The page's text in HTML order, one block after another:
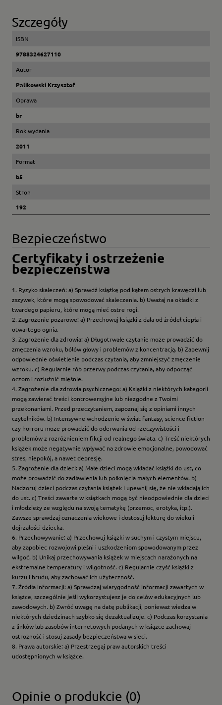
Szczegóły
ISBN
9788324627110
Autor
Palikowski Krzysztof
Oprawa
br
Rok wydania
2011
Format
b5
Stron
192
Bezpieczeństwo
Certyfikaty i ostrzeżenie
bezpieczeństwa
1. Ryzyko skaleczeń: a) Sprawdź książkę pod kątem ostrych krawędzi lub
zszywek, które mogą spowodować skaleczenia. b) Uważaj na okładki z
twardego papieru, które mogą mieć ostre rogi.
2. Zagrożenie pożarowe: a) Przechowuj książki z dala od źródeł ciepła i
otwartego ognia.
3. Zagrożenie dla zdrowia: a) Długotrwałe czytanie może prowadzić do
zmęczenia wzroku, bólów głowy i problemów z koncentracją. b) Zapewnij
odpowiednie oświetlenie podczas czytania, aby zmniejszyć zmęczenie
wzroku. c) Regularnie rób przerwy podczas czytania, aby odpocząć
oczom i rozluźnić mięśnie.
4. Zagrożenie dla zdrowia psychicznego: a) Książki z niektórych kategorii
mogą zawierać treści kontrowersyjne lub niezgodne z Twoimi
przekonaniami. Przed przeczytaniem, zapoznaj się z opiniami innych
czytelników. b) Intensywne wchodzenie w świat fantasy, science fiction
czy horroru może prowadzić do oderwania od rzeczywistości i
problemów z rozróżnieniem fikcji od realnego świata. c) Treść niektórych
książek może negatywnie wpływać na zdrowie emocjonalne, powodować
stres, niepokój, a nawet depresję.
5. Zagrożenie dla dzieci: a) Małe dzieci mogą wkładać książki do ust, co
może prowadzić do zadławienia lub połknięcia małych elementów. b)
Nadzoruj dzieci podczas czytania książek i upewnij się, że nie wkładają ich
do ust. c) Treści zawarte w książkach mogą być nieodpowiednie dla dzieci
i młodzieży ze względu na swoją tematykę (przemoc, erotyka, itp.).
Zawsze sprawdzaj oznaczenia wiekowe i dostosuj lekturę do wieku i
dojrzałości dziecka.
6. Przechowywanie: a) Przechowuj książki w suchym i czystym miejscu,
aby zapobiec rozwojowi pleśni i uszkodzeniom spowodowanym przez
wilgoć. b) Unikaj przechowywania książek w miejscach narażonych na
ekstremalne temperatury i wilgotność. c) Regularnie czyść książki z
kurzu i brudu, aby zachować ich użyteczność.
7. Źródła informacji: a) Sprawdzaj wiarygodność informacji zawartych w
książce, szczególnie jeśli wykorzystujesz je do celów edukacyjnych lub
zawodowych. b) Zwróć uwagę na datę publikacji, ponieważ wiedza w
niektórych dziedzinach szybko się dezaktualizuje. c) Podczas korzystania
z linków lub zasobów internetowych podanych w książce zachowaj
ostrożność i stosuj zasady bezpieczeństwa w sieci.
8. Prawa autorskie: a) Przestrzegaj praw autorskich treści
udostępnionych w książce.
Opinie o produkcie (0)